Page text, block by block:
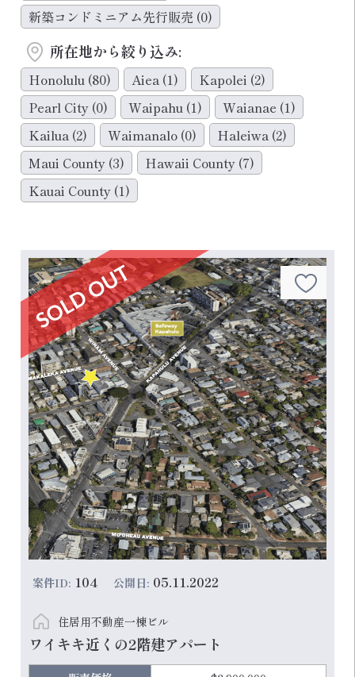
新築コンドミニアム先行販売 (0)
所在地から絞り込み:
Honolulu (80) Aiea (1) Kapolei (2)
Pearl City (0) Waipahu (1) Waianae (1)
Kailua (2) Waimanalo (0) Haleiwa (2)
Maui County (3) Hawaii County (7)
Kauai County (1)
案件ID: 104 公開日: 05.11.2022
住居用不動産一棟ビル
ワイキキ近くの2階建アパート